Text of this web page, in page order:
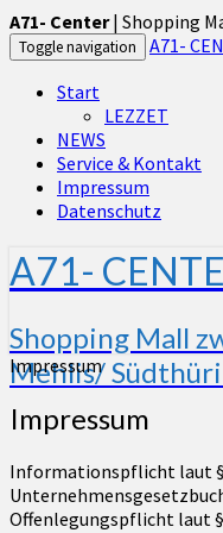
A71- Center| Shopping
Toggle navigation
A71-
Start
LEZZET
NEWS
Service & Kontakt
Impressum
Datenschutz
A71-
Shopping Mall
Mehlis/
Impressum
Impressum
Informationspflicht laut
Offenlegungspflicht laut